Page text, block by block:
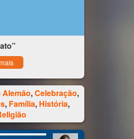
Alemão,Celebração,
, Família, História,